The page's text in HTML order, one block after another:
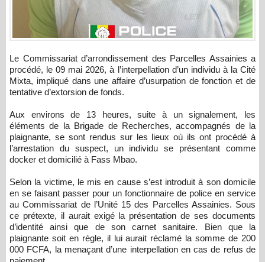
Le Commissariat d’arrondissement des Parcelles Assainies a
procédé, le 09 mai 2026, à l’interpellation d’un individu à la Cité
Mixta, impliqué dans une affaire d’usurpation de fonction et de
tentative d’extorsion de fonds.
Aux environs de 13 heures, suite à un signalement, les
éléments de la Brigade de Recherches, accompagnés de la
plaignante, se sont rendus sur les lieux où ils ont procédé à
l’arrestation du suspect, un individu se présentant comme
docker et domicilié à Fass Mbao.
Selon la victime, le mis en cause s’est introduit à son domicile
en se faisant passer pour un fonctionnaire de police en service
au Commissariat de l’Unité 15 des Parcelles Assainies. Sous
ce prétexte, il aurait exigé la présentation de ses documents
d’identité ainsi que de son carnet sanitaire. Bien que la
plaignante soit en règle, il lui aurait réclamé la somme de 200
000 FCFA, la menaçant d’une interpellation en cas de refus de